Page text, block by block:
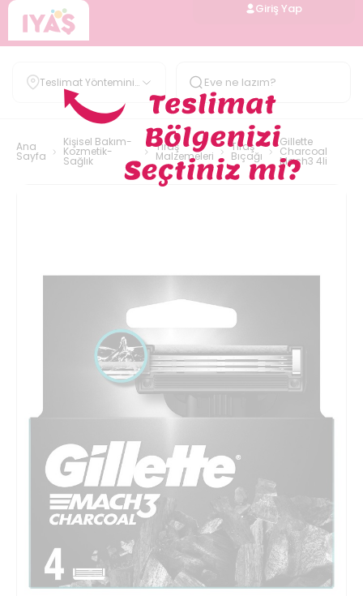
Giriş Yap
Teslimat Yöntemini
Belirle
Ana
Sayfa
Kişisel Bakım-
Kozmetik-
Sağlık
Tıraş
Malzemeleri
Tıraş
Bıçağı
Gillette
Charcoal
Mach3 4li